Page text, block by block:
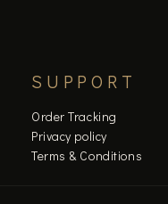
SUPPORT
Order Tracking
Privacy policy
Terms & Conditions